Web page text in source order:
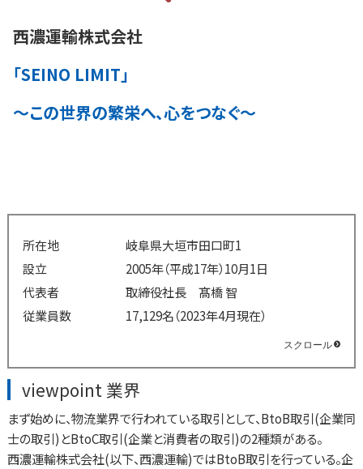
西濃運輸株式会社
「SEINO LIMIT」
～この世界の繁栄へ、心をつなぐ～
所在地
岐阜県大垣市田口町1
設立
2005年（平成17年）10月1日
代表者
取締役社長 髙橋 智
従業員数
17,129名（2023年4月現在）
viewpoint 業界
まず始めに、物流業界で行われている取引として、BtoB取引(企業同
士の取引)とBtoC取引(企業と消費者の取引)の2種類がある。
西濃運輸株式会社(以下、西濃運輸)ではBtoB取引を行っている。企